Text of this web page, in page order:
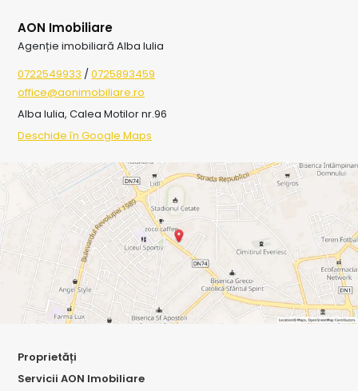
AON Imobiliare
Agenție imobiliară Alba Iulia
0722549933 /0725893459
office@aonimobiliare.ro
Alba Iulia, Calea Motilor nr.96
Deschide în Google Maps
Proprietăți
Servicii AON Imobiliare